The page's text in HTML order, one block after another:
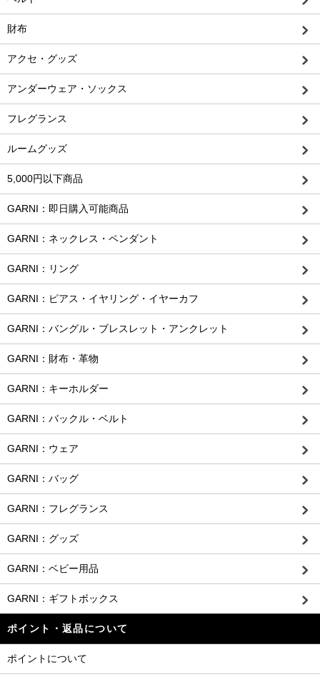
財布
アクセ・グッズ
アンダーウェア・ソックス
フレグランス
ルームグッズ
5,000円以下商品
GARNI：即日購入可能商品
GARNI：ネックレス・ペンダント
GARNI：リング
GARNI：ピアス・イヤリング・イヤーカフ
GARNI：バングル・ブレスレット・アンクレット
GARNI：財布・革物
GARNI：キーホルダー
GARNI：バックル・ベルト
GARNI：ウェア
GARNI：バッグ
GARNI：フレグランス
GARNI：グッズ
GARNI：ベビー用品
GARNI：ギフトボックス
ポイント・返品について
ポイントについて